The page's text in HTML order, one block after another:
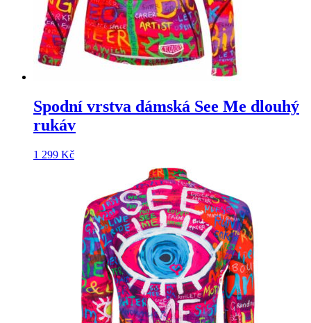
Spodní vrstva dámská See Me dlouhý
rukáv
1 299 Kč